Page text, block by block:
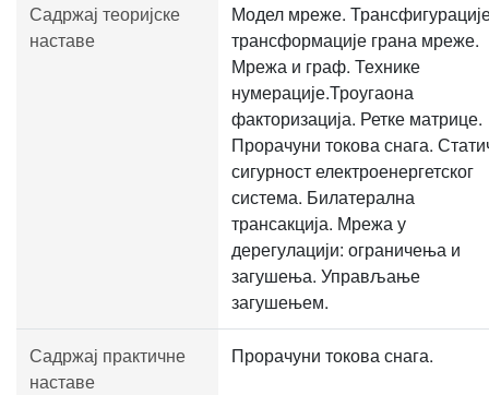
Садржај теоријске
наставе
Модел мреже.
трансформације грана мреже.
Мрежа и граф. Технике
нумерације.Троугаона
факторизација. Ретке матрице.
Прорачуни токова снага.
сигурност електроенергетског
система. Билатерална
трансакција. Мрежа у
дерегулацији: ограничења и
загушења. Управљање
загушењем.
Садржај практичне
наставе
Прорачуни токова снага.